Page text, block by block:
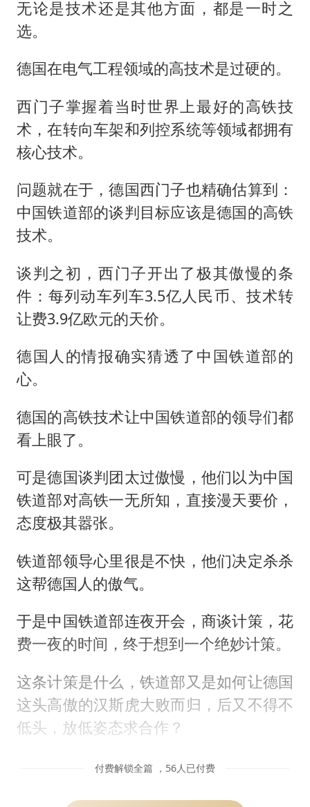
无论是技术还是其他方面，都是一时之
选。
德国在电气工程领域的高技术是过硬的。
西门子掌握着当时世界上最好的高铁技
术，在转向车架和列控系统等领域都拥有
核心技术。
问题就在于，德国西门子也精确估算到：
中国铁道部的谈判目标应该是德国的高铁
技术。
谈判之初，西门子开出了极其傲慢的条
件：每列动车列车3.5亿人民币、技术转
让费3.9亿欧元的天价。
德国人的情报确实猜透了中国铁道部的
心。
德国的高铁技术让中国铁道部的领导们都
看上眼了。
可是德国谈判团太过傲慢，他们以为中国
铁道部对高铁一无所知，直接漫天要价，
态度极其嚣张。
铁道部领导心里很是不快，他们决定杀杀
这帮德国人的傲气。
于是中国铁道部连夜开会，商谈计策，花
费一夜的时间，终于想到一个绝妙计策。
这条计策是什么，铁道部又是如何让德国
这头高傲的汉斯虎大败而归，后又不得不
低头，放低姿态求合作？
付费解锁全篇 ，56人已付费